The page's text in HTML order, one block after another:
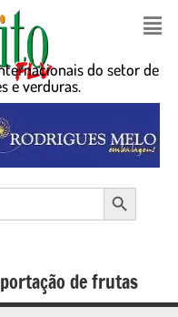
do setor de
e verduras.
Search Button
de frutas